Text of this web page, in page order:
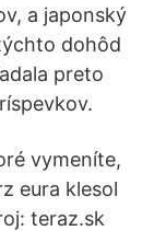
a japonský
dohôd
preto
vymeníte,
eura klesol
teraz.sk